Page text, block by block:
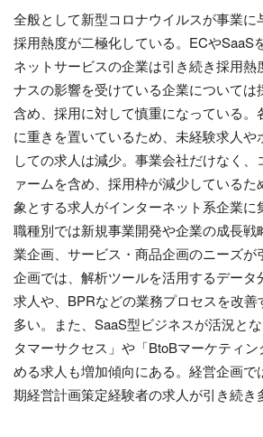
全般として新型コロナウイルスが事業に
採用熱度が二極化している。ECやSaaS
ネットサービスの企業は引き続き採用熱
ナスの影響を受けている企業については
含め、採用に対して慎重になっている。
に重きを置いているため、未経験求人や
しての求人は減少。事業会社だけなく、
ァームを含め、採用枠が減少している
象とする求人がインターネット系企業に
職種別では新規事業開発や企業の成長戦
業企画、サービス・商品企画のニーズが
企画では、解析ツールを活用するデータ
求人や、BPRなどの業務プロセスを改
多い。また、SaaS型ビジネスが活況と
タマーサクセス」や「BtoBマーケティ
める求人も増加傾向にある。経営企画で
期経営計画策定経験者の求人が引き続き